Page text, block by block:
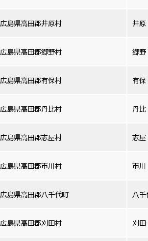
広島県高田郡井原村 井原
広島県高田郡郷野村 郷野
広島県高田郡有保村 有保
広島県高田郡丹比村 丹比
広島県高田郡志屋村 志屋
広島県高田郡市川村 市川
広島県高田郡八千代町 八千
広島県高田郡刈田村 刈田